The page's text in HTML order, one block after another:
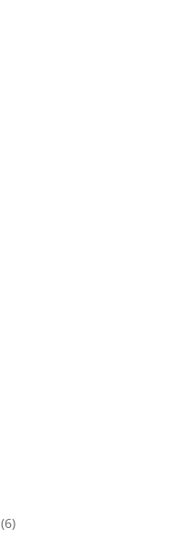
(6)